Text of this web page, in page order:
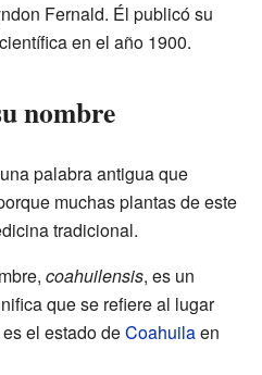
Fernald. Él publicó su
en el año 1900.
nombre
palabra antigua que
muchas plantas de este
tradicional.
coahuilensis, es un
que se refiere al lugar
el estado deCoahuilaen